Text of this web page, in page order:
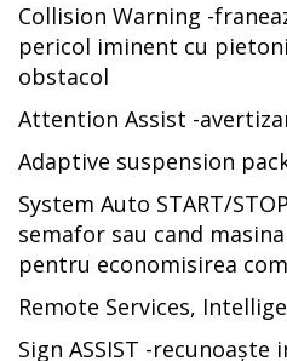
Collision Warning -
pericol iminent cu
obstacol
Attention Assist -
Adaptive suspension
System Auto START/
semafor sau cand
pentru economisirea
Remote Services,
Sign ASSIST -